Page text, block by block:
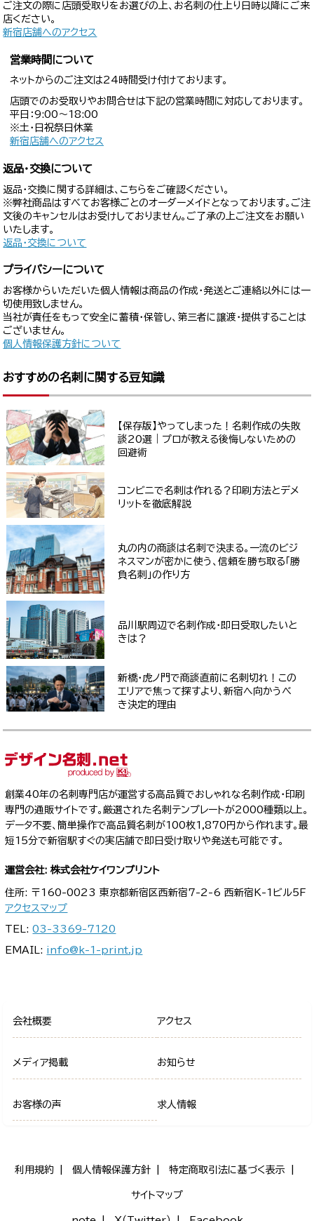
ご注文の際に店頭受取りをお選びの上、お名刺の仕上り日時以降にご来
店ください。
新宿店舗へのアクセス
営業時間について
ネットからのご注文は24時間受け付けております。
店頭でのお受取りやお問合せは下記の営業時間に対応しております。
平日：9:00〜18:00
※土・日祝祭日休業
新宿店舗へのアクセス
返品・交換について
返品・交換に関する詳細は、こちらをご確認ください。
※弊社商品はすべてお客様ごとのオーダーメイドとなっております。ご注
文後のキャンセルはお受けしておりません。ご了承の上ご注文をお願い
いたします。
返品・交換について
プライバシーについて
お客様からいただいた個人情報は商品の作成・発送とご連絡以外には一
切使用致しません。
当社が責任をもって安全に蓄積・保管し、第三者に譲渡・提供することは
ございません。
個人情報保護方針について
おすすめの名刺に関する豆知識
【保存版】やってしまった！名刺作成の失敗
談20選｜プロが教える後悔しないための
回避術
コンビニで名刺は作れる？印刷方法とデメ
リットを徹底解説
丸の内の商談は名刺で決まる。一流のビジ
ネスマンが密かに使う、信頼を勝ち取る「勝
負名刺」の作り方
品川駅周辺で名刺作成・即日受取したいと
きは？
新橋・虎ノ門で商談直前に名刺切れ！この
エリアで焦って探すより、新宿へ向かうべ
き決定的理由
創業40年の名刺専門店が運営する高品質でおしゃれな名刺作成・印刷
専門の通販サイトです。厳選された名刺テンプレートが2000種類以上。
データ不要、簡単操作で高品質名刺が100枚1,870円から作れます。最
短15分で新宿駅すぐの実店舗で即日受け取りや発送も可能です。
運営会社: 株式会社ケイワンプリント
住所: 〒160-0023 東京都新宿区西新宿7-2-6 西新宿K-1ビル5F
アクセスマップ
TEL:03-3369-7120
EMAIL: info@k-1-print.jp
会社概要 アクセス
メディア掲載 お知らせ
お客様の声 求人情報
利用規約 個人情報保護方針 特定商取引法に基づく表示
サイトマップ